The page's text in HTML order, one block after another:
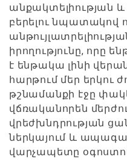
անքակտելիության
բերելու նպատակով
իրողությունը, որը
է ենթակա լինի
հարթում մեր երկու
թշնամանքի էջը
վճռականորեն
վրեժխնդրության
ներկայում և
վարչապետը